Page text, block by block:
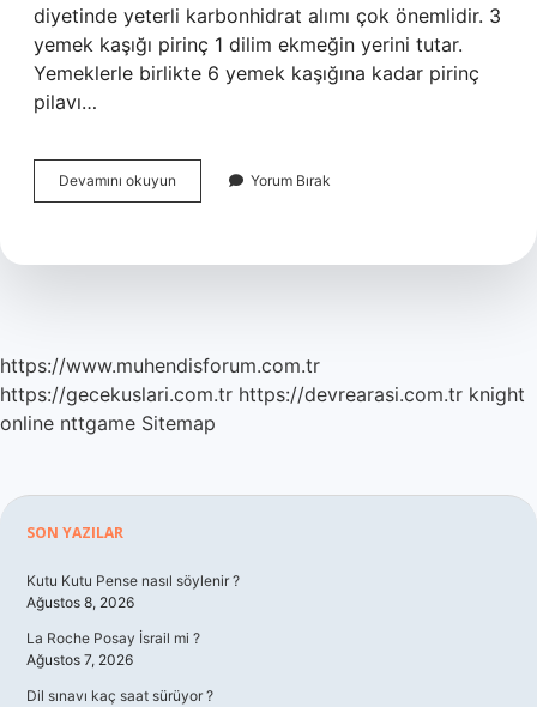
diyetinde yeterli karbonhidrat alımı çok önemlidir. 3
yemek kaşığı pirinç 1 dilim ekmeğin yerini tutar.
Yemeklerle birlikte 6 yemek kaşığına kadar pirinç
pilavı…
Devamını okuyun
Tabak
Gram
Yorum Bırak
https://www.muhendisforum.com.tr
https://gecekuslari.com.tr https://devrearasi.com.tr knight
online nttgame Sitemap
Sidebar
SON YAZILAR
Kutu Kutu Pense nasıl söylenir ?
Ağustos 8, 2026
La Roche Posay İsrail mi ?
Ağustos 7, 2026
Dil sınavı kaç saat sürüyor ?